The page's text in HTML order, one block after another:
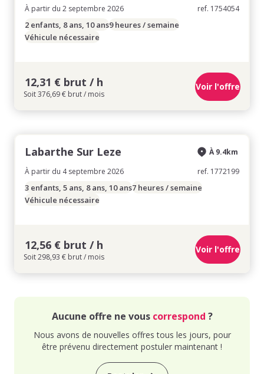
À partir du 2 septembre 2026 ref. 1754054
2 enfants, 8 ans, 10 ans9 heures / semaine
Véhicule nécessaire
12,31 € brut / h
Soit 376,69 € brut / mois
Voir l'offre
Labarthe Sur Leze
À partir du 4 septembre 2026
À 9.4km
ref. 1772199
3 enfants, 5 ans, 8 ans, 10 ans7 heures / semaine
Véhicule nécessaire
12,56 € brut / h
Soit 298,93 € brut / mois
Voir l'offre
Aucune offre ne vous correspond ?
Nous avons de nouvelles offres tous les jours, pour
être prévenu directement postuler maintenant !